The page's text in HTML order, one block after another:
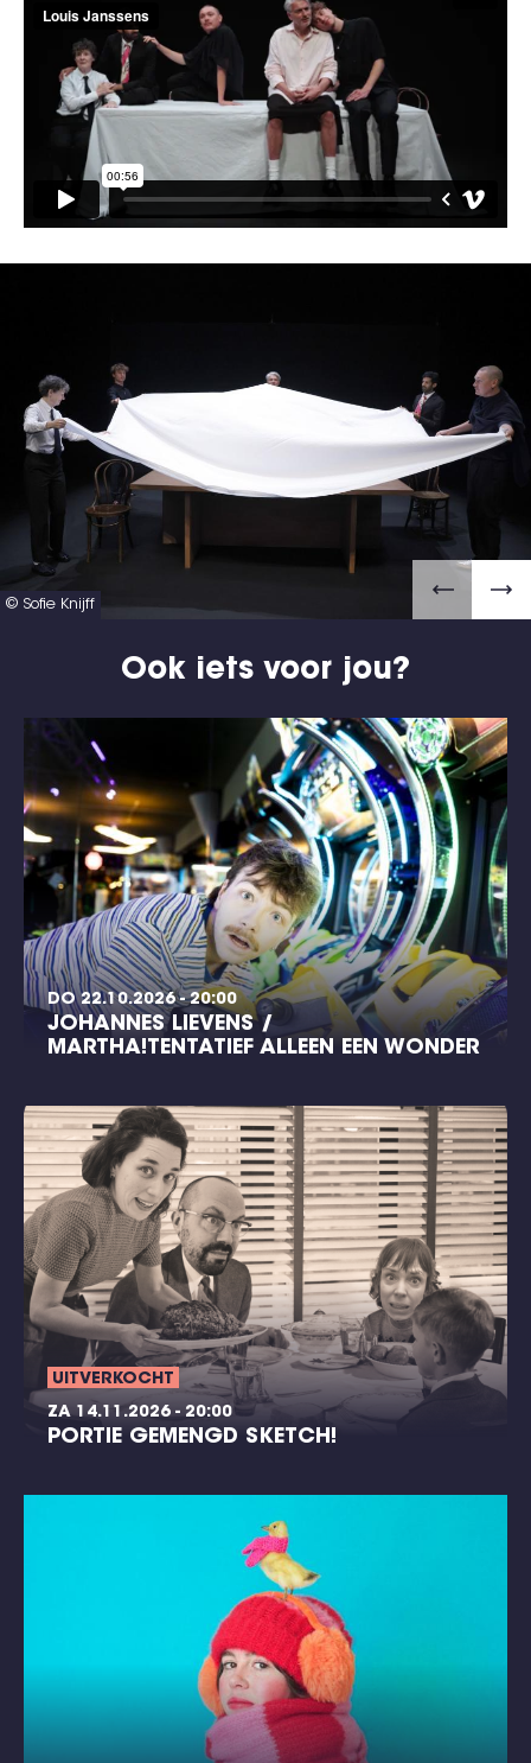
© Sofie Knijff
Ook iets voor jou?
DO 22.10.2026 - 20:00
JOHANNES LIEVENS /
MARTHA!TENTATIEF ALLEEN EEN WONDER
UITVERKOCHT
ZA 14.11.2026 - 20:00
PORTIE GEMENGD SKETCH!